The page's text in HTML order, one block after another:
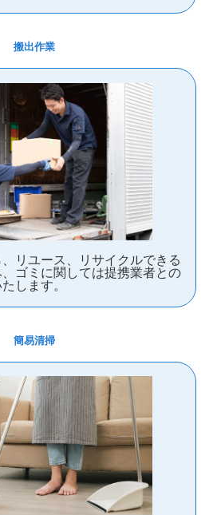
搬出作業
リユース、リサイクルできる
ゴミに関しては提携業者との
します。
簡易清掃